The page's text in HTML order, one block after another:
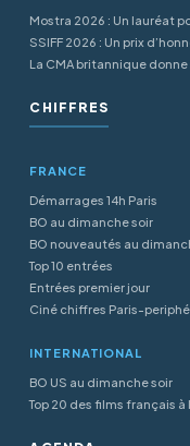
Mostra 2026 : Un lauréat
SSIFF 2026 : Un prix
La CMA britannique
CHIFFRES
FRANCE
Démarrages 14h Paris
BO au dimanche soir
BO nouveautés au
Top 10 entrées
Entrées premier jour
Ciné chiffres Paris-
INTERNATIONAL
BO US au dimanche soir
Top 20 des films français à